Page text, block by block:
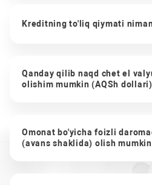
Kreditning to'liq qiymati
Qanday qilib naqd chet el
olishim mumkin (AQSh
Omonat bo'yicha foizli
(avans shaklida) olish